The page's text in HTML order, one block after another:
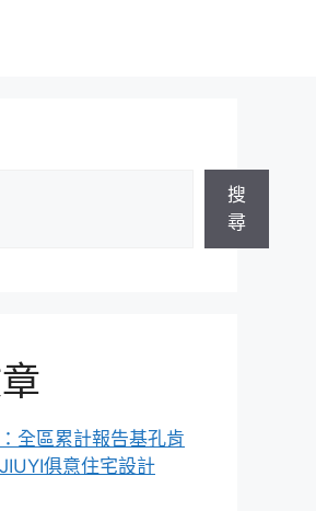
搜
尋
全區累計報告基孔肯
俱意住宅設計